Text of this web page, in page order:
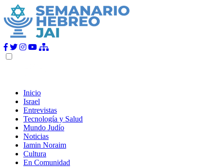
Inicio
Israel
Entrevistas
Tecnología y Salud
Mundo Judío
Noticias
Iamin Noraim
Cultura
En Comunidad